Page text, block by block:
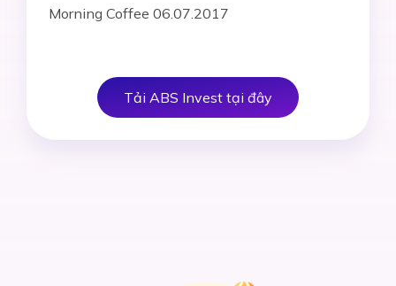
Morning Coffee 06.07.2017
Tải ABS Invest tại đây